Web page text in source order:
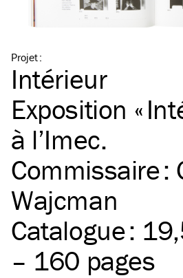
Projet:
Intérieur
Exposition «
à l’Imec.
Commissaire :
Wajcman
Catalogue :
– 160 pages